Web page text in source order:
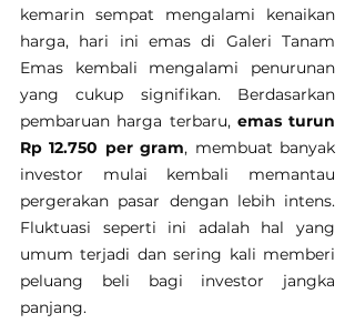
kemarin sempat mengalami kenaikan
harga, hari ini emas di Galeri Tanam
Emas kembali mengalami penurunan
yang cukup signifikan. Berdasarkan
pembaruan harga terbaru, emas turun
Rp 12.750 per gram, membuat banyak
investor mulai kembali memantau
pergerakan pasar dengan lebih intens.
Fluktuasi seperti ini adalah hal yang
umum terjadi dan sering kali memberi
peluang beli bagi investor jangka
panjang.